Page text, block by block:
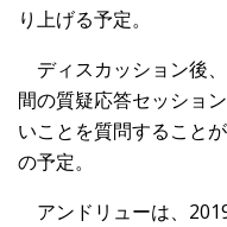
り上げる予定。
ディスカッション後
間の質疑応答セッショ
いことを質問すること
の予定。
アンドリューは、